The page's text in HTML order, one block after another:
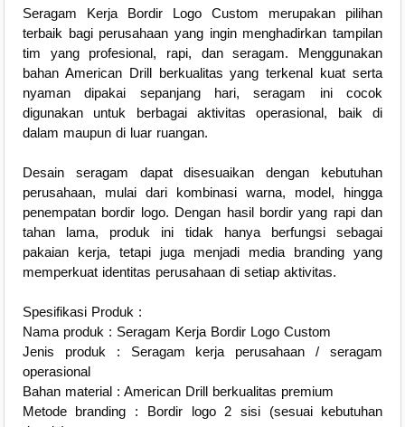
Seragam Kerja Bordir Logo Custom merupakan pilihan
terbaik bagi perusahaan yang ingin menghadirkan tampilan
tim yang profesional, rapi, dan seragam. Menggunakan
bahan American Drill berkualitas yang terkenal kuat serta
nyaman dipakai sepanjang hari, seragam ini cocok
digunakan untuk berbagai aktivitas operasional, baik di
dalam maupun di luar ruangan.
Desain seragam dapat disesuaikan dengan kebutuhan
perusahaan, mulai dari kombinasi warna, model, hingga
penempatan bordir logo. Dengan hasil bordir yang rapi dan
tahan lama, produk ini tidak hanya berfungsi sebagai
pakaian kerja, tetapi juga menjadi media branding yang
memperkuat identitas perusahaan di setiap aktivitas.
Spesifikasi Produk :
Nama produk : Seragam Kerja Bordir Logo Custom
Jenis produk : Seragam kerja perusahaan / seragam
operasional
Bahan material : American Drill berkualitas premium
Metode branding : Bordir logo 2 sisi (sesuai kebutuhan